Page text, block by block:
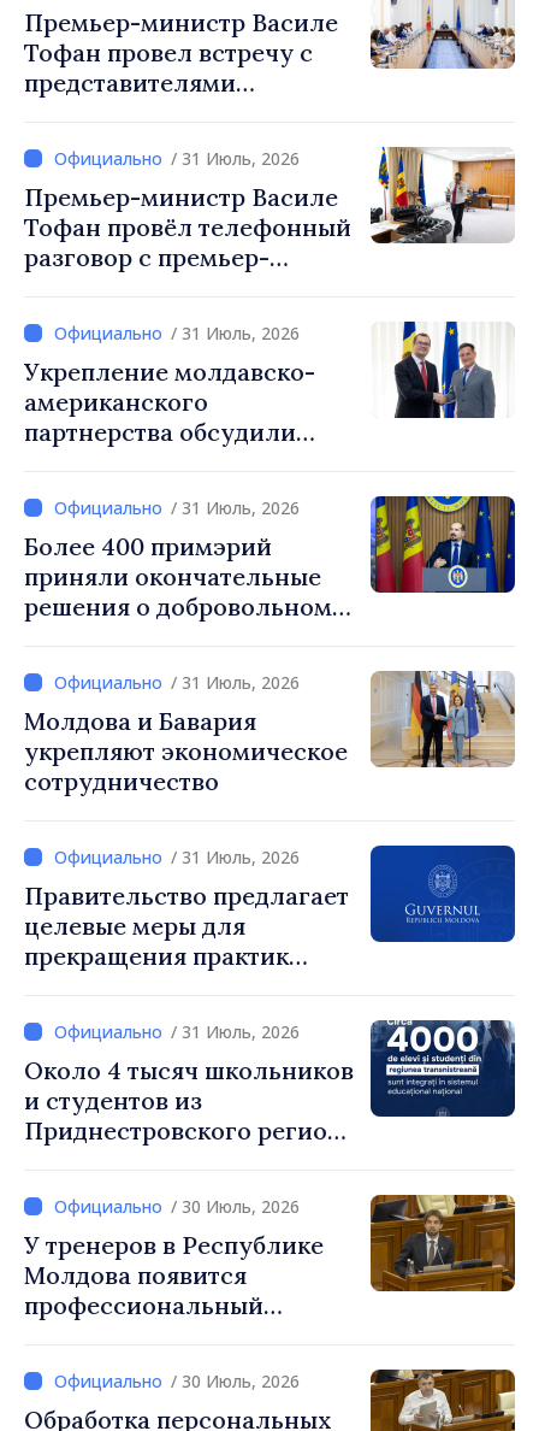
по управлению кризисами
Премьер-министр Василе
Тофан провел встречу с
представителями
организаций и агентств в
Республике Молдова
/ 31 Июль, 2026
Премьер-министр Василе
Тофан провёл телефонный
разговор с премьер-
Сергеем Корецким
/ 31 Июль, 2026
Укрепление молдавско-
американского
партнерства обсудили
Тофан и временный
поверенный в делах
посольства США в РМ Ник
Петрович
/ 31 Июль, 2026
Более 400 примэрий
приняли окончательные
решения о добровольном
секретарь правительства
Алексей Бузу: «85,5%
примэрий инициировали
процесс. Благодарим
местных избранников за
первое место интересы
людей и развитие»
/ 31 Июль, 2026
Молдова и Бавария
укрепляют экономическое
сотрудничество
/ 31 Июль, 2026
Правительство предлагает
целевые меры для
прекращения практик
вознаграждения
/ 31 Июль, 2026
Около 4 тысяч школьников
и студентов из
Приднестровского региона
национальную систему
образования/ 30 Июль, 2026
У тренеров в Республике
Молдова появится
профессиональный
отмечаться ежегодно 25
сентября
/ 30 Июль, 2026
Обработка персональных